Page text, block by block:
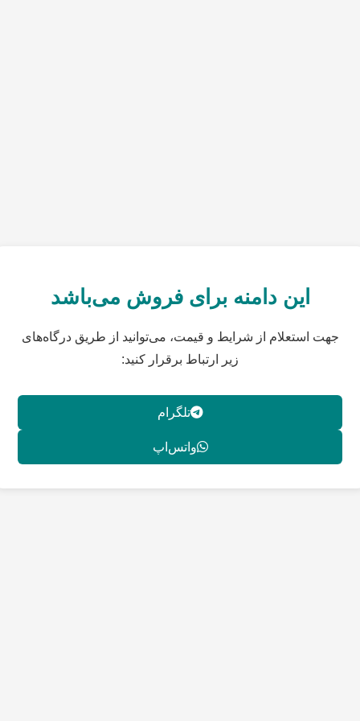
این دامنه برای فروش می‌باشد
جهت استعلام از شرایط و قیمت، می‌توانید از طریق درگاه‌های
زیر ارتباط برقرار کنید:
تلگرام
واتس‌اپ